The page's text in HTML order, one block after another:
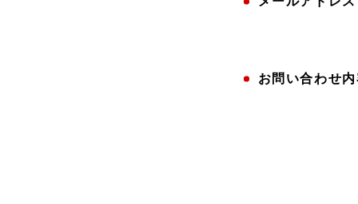
お問い合わせ